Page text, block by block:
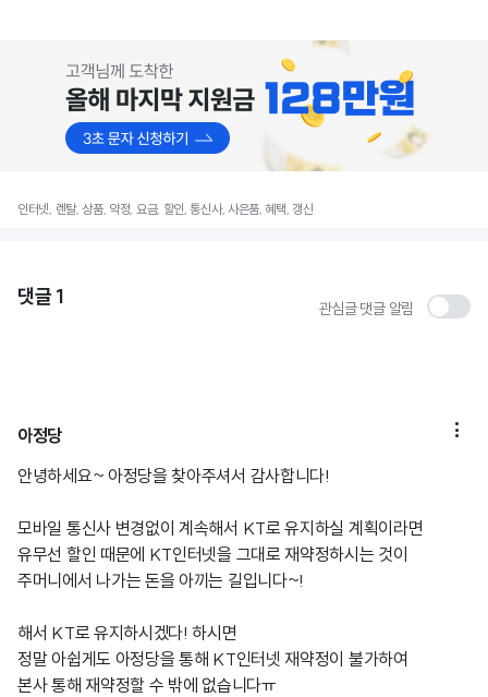
인터넷, 렌탈, 상품, 약정, 요금, 할인, 통신사, 사은품, 혜택, 갱신
댓글 1 관심글 댓글 알림
아정당 
안녕하세요~ 아정당을 찾아주셔서 감사합니다!
모바일 통신사 변경없이 계속해서 KT로 유지하실 계획이라면
유무선 할인 때문에 KT인터넷을 그대로 재약정하시는 것이
주머니에서 나가는 돈을 아끼는 길입니다~!
해서 KT로 유지하시겠다! 하시면
정말 아쉽게도 아정당을 통해 KT인터넷 재약정이 불가하여
본사 통해 재약정할 수 밖에 없습니다ㅠ